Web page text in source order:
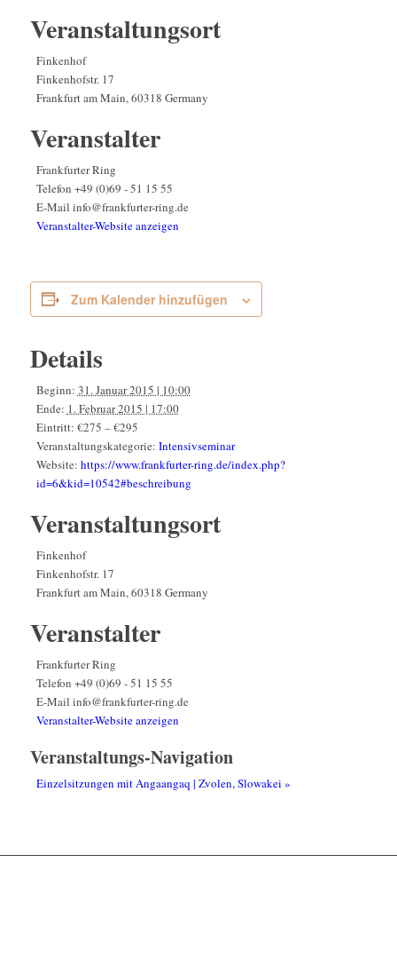
Veranstaltungsort
Finkenhof
Finkenhofstr. 17
Frankfurt am Main, 60318 Germany
Veranstalter
Frankfurter Ring
Telefon +49 (0)69 - 51 15 55
E-Mail info@frankfurter-ring.de
Veranstalter-Website anzeigen
Zum Kalender hinzufügen
Details
Beginn: 31. Januar 2015 | 10:00
Ende: 1. Februar 2015 | 17:00
Eintritt: €275 – €295
Veranstaltungskategorie: Intensivseminar
Website: https://www.frankfurter-ring.de/index.php?
id=6&kid=10542#beschreibung
Veranstaltungsort
Finkenhof
Finkenhofstr. 17
Frankfurt am Main, 60318 Germany
Veranstalter
Frankfurter Ring
Telefon +49 (0)69 - 51 15 55
E-Mail info@frankfurter-ring.de
Veranstalter-Website anzeigen
Veranstaltungs-Navigation
Einzelsitzungen mit Angaangaq | Zvolen, Slowakei »